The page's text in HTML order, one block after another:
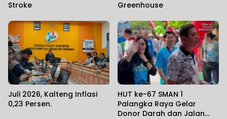
Stroke
Greenhouse
Juli 2026, Kalteng Inflasi
0,23 Persen.
HUT ke-67 SMAN 1
Palangka Raya Gelar
Donor Darah dan Jalan